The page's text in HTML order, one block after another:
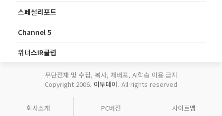
스페셜리포트
Channel 5
위너스IR클럽
무단전재 및 수집, 복사, 재배포, AI학습 이용 금지
Copyright 2006. 이투데이. All rights reserved
회사소개 PC버전 사이트맵